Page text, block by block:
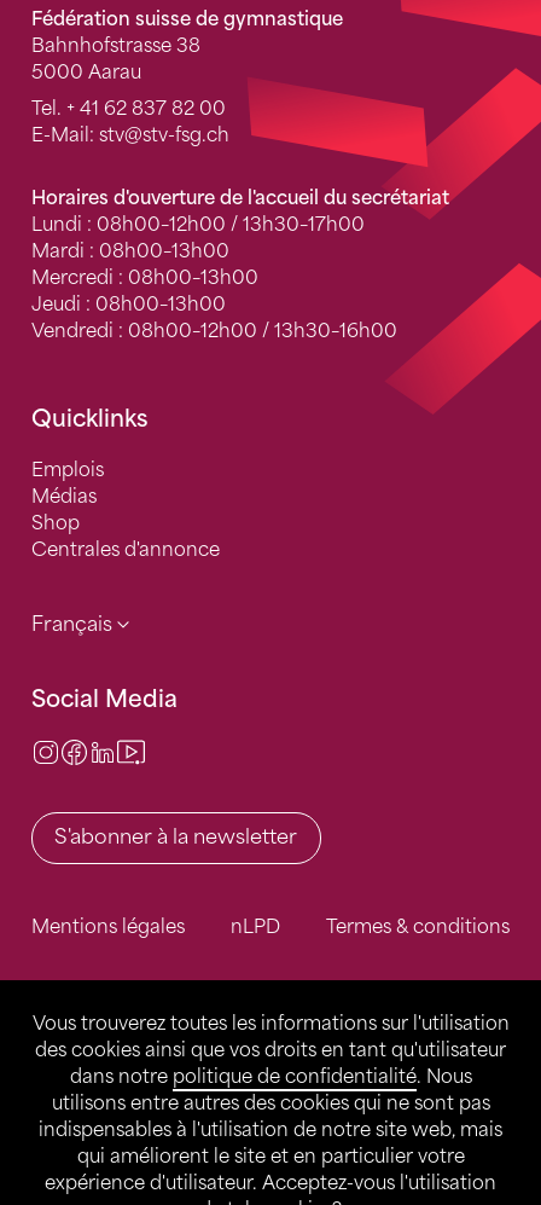
Vous trouverez toutes les informations sur l'utilisation
des cookies ainsi que vos droits en tant qu'utilisateur
dans notre politique de confidentialité. Nous
utilisons entre autres des cookies qui ne sont pas
indispensables à l'utilisation de notre site web, mais
qui améliorent le site et en particulier votre
expérience d'utilisateur. Acceptez-vous l'utilisation
Fédération suisse de gymnastique
Bahnhofstrasse 38
5000 Aarau
Tel. + 41 62 837 82 00
E-Mail: stv@stv-fsg.ch
Horaires d'ouverture de l'accueil du secrétariat
Lundi : 08h00–12h00 / 13h30–17h00
Mardi : 08h00–13h00
Mercredi : 08h00–13h00
Jeudi : 08h00–13h00
Vendredi : 08h00–12h00 / 13h30–16h00
Quicklinks
Emplois
Médias
Shop
Centrales d'annonce
Français
Social Media
Instagram
Facebook
LinkedIn
S'abonner à la newsletter
Mentions légales nLPD Termes & conditions